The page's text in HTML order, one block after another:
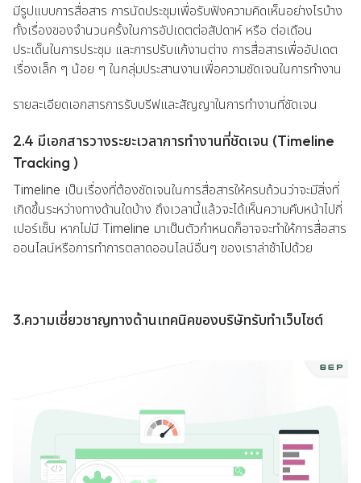
มีรูปแบบการสื่อสาร การนัดประชุมเพื่อรับฟังความคิดเห็นอย่างไรบ้าง
ทั้งเรื่องของจำนวนครั้งในการอัปเดตต่อสัปดาห์ หรือ ต่อเดือน
ประเด็นในการประชุม และการปรับแก้งานต่าง การสื่อสารเพื่ออัปเดต
เรื่องเล็ก ๆ น้อย ๆ ในกลุ่มประสานงานเพื่อความชัดเจนในการทำงาน
รายละเอียดเอกสารการรับบรีฟและสัญญาในการทำงานที่ชัดเจน
2.4 มีเอกสารวางระยะเวลาการทำงานที่ชัดเจน (Timeline
Tracking )
Timeline เป็นเรื่องที่ต้องชัดเจนในการสื่อสารให้ครบถ้วนว่าจะมีสิ่งที่
เกิดขึ้นระหว่างทางด้านใดบ้าง ถึงเวลานี้แล้วจะได้เห็นความคืบหน้าไปกี่
เปอร์เซ็น หากไม่มี Timeline มาเป็นตัวกำหนดก็อาจจะทำให้การสื่อสาร
ออนไลน์หรือการทำการตลาดออนไลน์อื่นๆ ของเราล่าช้าไปด้วย
3.ความเชี่ยวชาญทางด้านเทคนิคของบริษัทรับทำเว็บไซต์